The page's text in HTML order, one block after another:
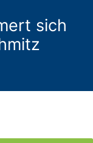
sich